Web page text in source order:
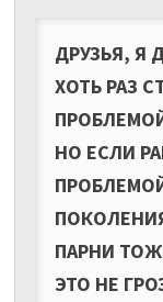
ДРУЗЬЯ, Я
ХОТЬ РАЗ
НО ЕСЛИ
ПАРНИ
ЭТО НЕ